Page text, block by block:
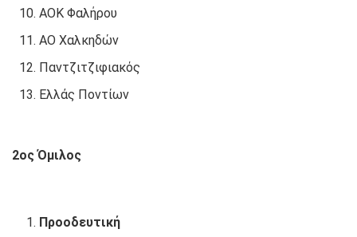
ΑΟΚ Φαλήρου
ΑΟ Χαλκηδών
Παντζιτζιφιακός
Ελλάς Ποντίων
2ος Όμιλος
Προοδευτική